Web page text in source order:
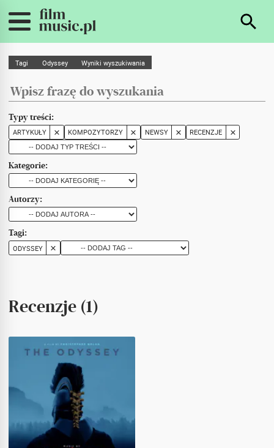
Tagi Odyssey Wyniki wyszukiwania
Typy treści:
ARTYKUŁY KOMPOZYTORZY NEWSY RECENZJE
Kategorie:
Autorzy:
Tagi:
ODYSSEY
Recenzje (1)